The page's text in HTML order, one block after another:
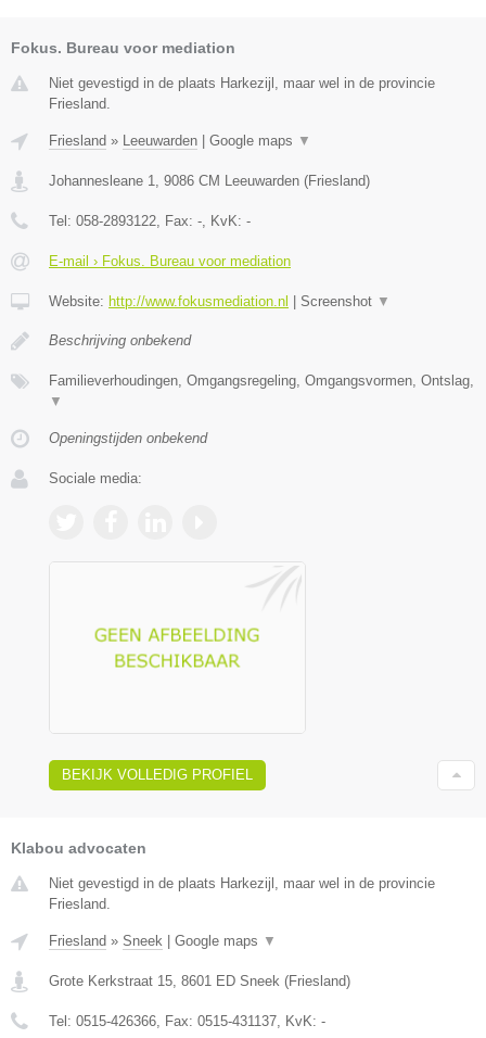
Fokus. Bureau voor mediation
Niet gevestigd in de plaats Harkezijl, maar wel in de provincie
Friesland.
Friesland » Leeuwarden Google maps ▼
Johannesleane 1 9086 CM Leeuwarden (Friesland)
Tel: 058-2893122 , Fax: - , KvK: -
E-mail › Fokus. Bureau voor mediation
Website: http://www.fokusmediation.nl Screenshot ▼
Beschrijving onbekend
Familieverhoudingen, Omgangsregeling, Omgangsvormen, Ontslag,
▼
Openingstijden onbekend
Sociale media:
BEKIJK VOLLEDIG PROFIEL
Klabou advocaten
Niet gevestigd in de plaats Harkezijl, maar wel in de provincie
Friesland.
Friesland » Sneek | Google maps ▼
Grote Kerkstraat 15 8601 ED Sneek (Friesland)
Tel: 0515-426366 , Fax: 0515-431137 , KvK: -